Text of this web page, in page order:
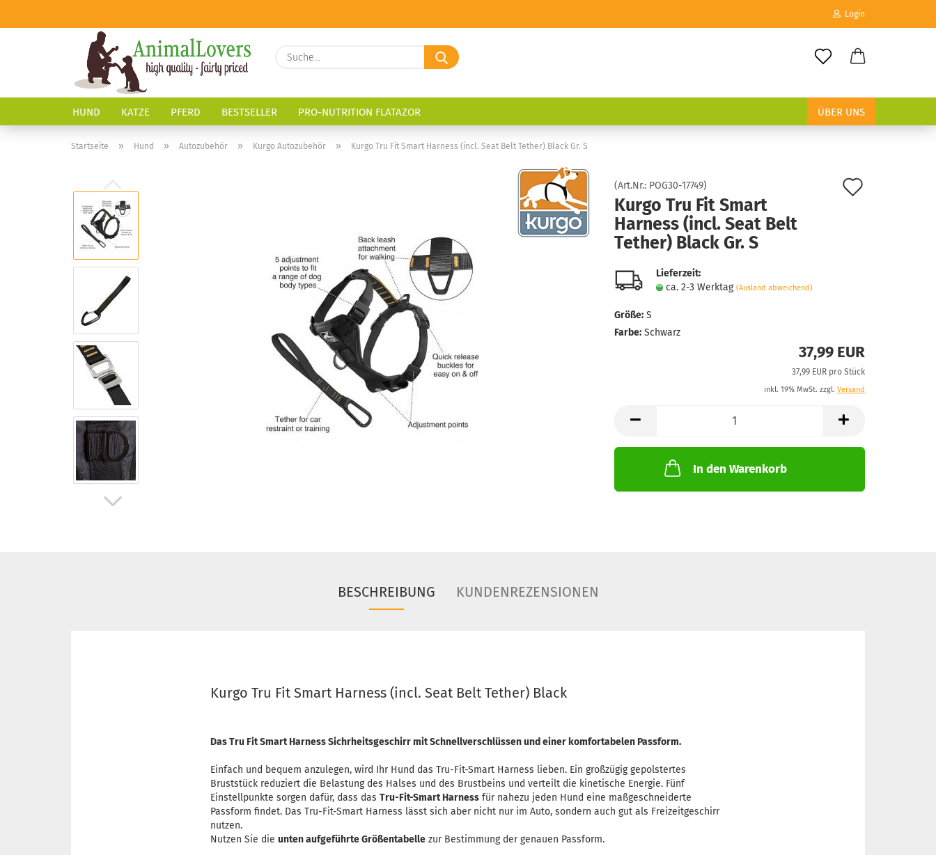
Login
Passwort
Konto erstellen
Passwort vergessen?
Suche...
HUND KATZE PFERD BESTSELLER PRO-NUTRITION FLATAZOR ÜBER UNS
Startseite » Hund » Autozubehör » Kurgo Autozubehör » Kurgo Tru Fit Smart Harness (incl. Seat Belt Tether) Black Gr. S
(Art.Nr.: POG30-17749)
Kurgo Tru Fit Smart
Harness (incl. Seat Belt
Tether) Black Gr. S
Lieferzeit:
ca. 2-3 Werktag (Ausland abweichend)
Größe: S
Farbe: Schwarz
37,99 EUR
37,99 EUR pro Stück
inkl. 19% MwSt. zzgl. Versand
In den Warenkorb
BESCHREIBUNG KUNDENREZENSIONEN
Kurgo Tru Fit Smart Harness (incl. Seat Belt Tether) Black
Das Tru Fit Smart Harness Sichrheitsgeschirr mit Schnellverschlüssen und einer komfortabelen Passform.
Einfach und bequem anzulegen, wird Ihr Hund das Tru-Fit-Smart Harness lieben. Ein großzügig gepolstertes
Bruststück reduziert die Belastung des Halses und des Brustbeins und verteilt die kinetische Energie. Fünf
Einstellpunkte sorgen dafür, dass das Tru-Fit-Smart Harness für nahezu jeden Hund eine maßgeschneiderte
Passform findet. Das Tru-Fit-Smart Harness lässt sich aber nicht nur im Auto, sondern auch gut als Freizeitgeschirr
nutzen.
Nutzen Sie die unten aufgeführte Größentabelle zur Bestimmung der genauen Passform.